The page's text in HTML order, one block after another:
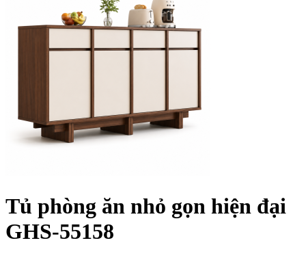
Tủ phòng ăn nhỏ gọn hiện đại
GHS-55158